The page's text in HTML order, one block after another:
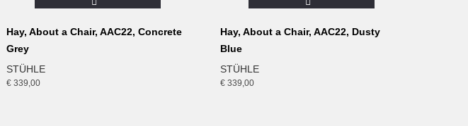
Hay, About a Chair, AAC22, Concrete
Grey
STÜHLE
€339,00
Hay, About a Chair, AAC22, Dusty
Blue
STÜHLE
€ 339,00